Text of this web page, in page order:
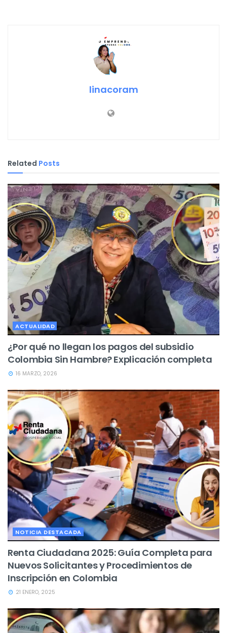
linacoram
Related Posts
ACTUALIDAD
¿Por qué no llegan los pagos del subsidio
Colombia Sin Hambre? Explicación completa
16 MARZO, 2026
NOTICIA DESTACADA
Renta Ciudadana 2025: Guía Completa para
Nuevos Solicitantes y Procedimientos de
Inscripción en Colombia
21 ENERO, 2025